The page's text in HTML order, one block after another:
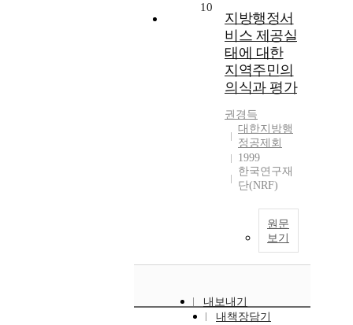
10
지방행정서
비스 제공실
태에 대한
지역주민의
의식과 평가
권경득
대한지방행
정공제회
1999
한국연구재
단(NRF)
원문
보기
내보내기
내책장담기